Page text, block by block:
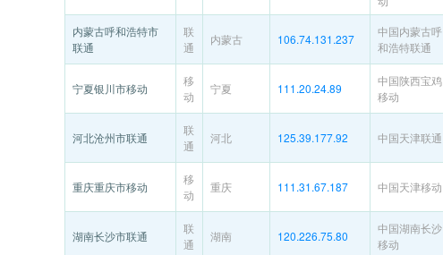
内蒙古呼和浩特市
联通
联
通
内蒙古 106.74.131.237
中国内蒙古呼
和浩特联通
宁夏银川市移动
移
动
宁夏 111.20.24.89
中国陕西宝鸡
移动
河北沧州市联通
联
通
河北 125.39.177.92 中国天津联通
重庆重庆市移动
移
动
重庆 111.31.67.187 中国天津移动
湖南长沙市联通
联
通
湖南 120.226.75.80
中国湖南长沙
移动